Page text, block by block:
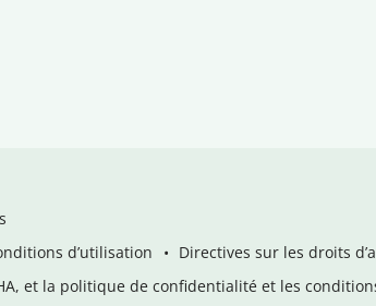
d’utilisation
Directives sur les droits
et la politique de confidentialité et les